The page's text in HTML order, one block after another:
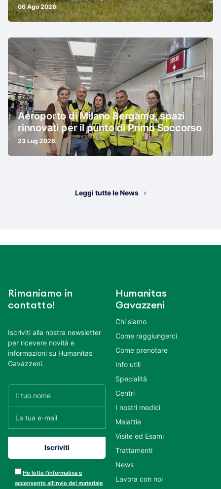
06 Ago 2026
Aeroporto di Milano Bergamo, spazi
rinnovati per il punto di Primo Soccorso
23 Lug 2026
Leggi tutte le News
Rimaniamo in
contatto!
Iscriviti alla nostra newsletter
per ricevere novità e
informazioni su Humanitas
Gavazzeni.
Ho letto l’informativa e
acconsento all’invio del materiale
Humanitas
Gavazzeni
Chi siamo
Come raggiungerci
Come prenotare
Info utili
Specialità
Centri
I nostri medici
Malattie
Visite ed Esami
Trattamenti
News
Lavora con noi